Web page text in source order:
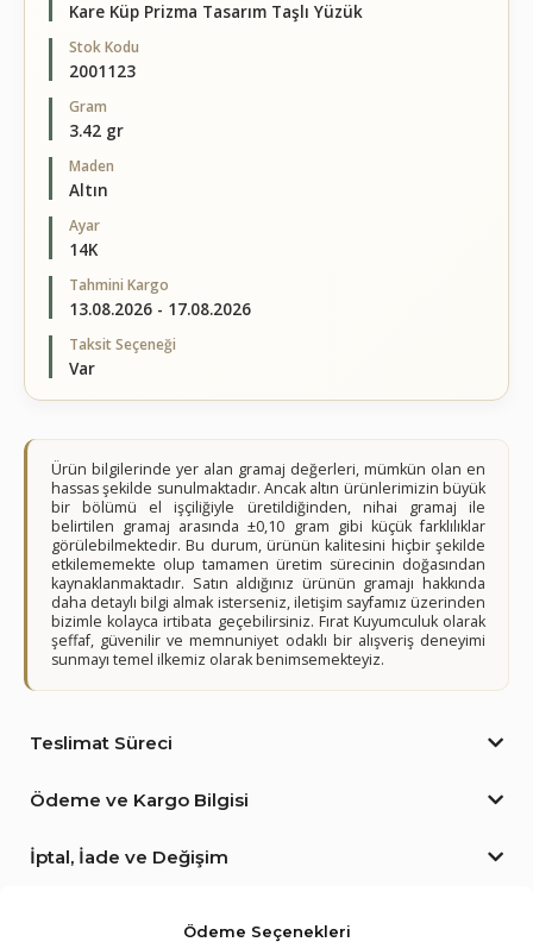
Kare Küp Prizma Tasarım Taşlı Yüzük
Stok Kodu
2001123
Gram
3.42 gr
Maden
Altın
Ayar
14K
Tahmini Kargo
13.08.2026 - 17.08.2026
Taksit Seçeneği
Var
Ürün bilgilerinde yer alan gramaj değerleri, mümkün olan en
hassas şekilde sunulmaktadır. Ancak altın ürünlerimizin büyük
bir bölümü el işçiliğiyle üretildiğinden, nihai gramaj ile
belirtilen gramaj arasında ±0,10 gram gibi küçük farklılıklar
görülebilmektedir. Bu durum, ürünün kalitesini hiçbir şekilde
etkilememekte olup tamamen üretim sürecinin doğasından
kaynaklanmaktadır. Satın aldığınız ürünün gramajı hakkında
daha detaylı bilgi almak isterseniz, iletişim sayfamız üzerinden
bizimle kolayca irtibata geçebilirsiniz. Fırat Kuyumculuk olarak
şeffaf, güvenilir ve memnuniyet odaklı bir alışveriş deneyimi
sunmayı temel ilkemiz olarak benimsemekteyiz.
Teslimat Süreci
Ödeme ve Kargo Bilgisi
İptal, İade ve Değişim
Ödeme Seçenekleri